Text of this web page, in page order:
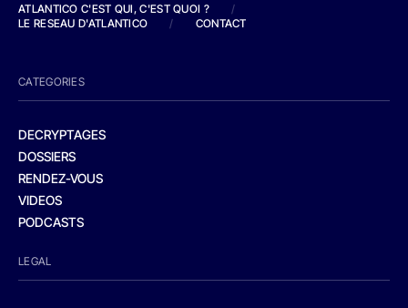
ATLANTICO C'EST QUI, C'EST QUOI ?
/
LE RESEAU D'ATLANTICO
/ CONTACT
CATEGORIES
DECRYPTAGES
DOSSIERS
RENDEZ-VOUS
VIDEOS
PODCASTS
LEGAL